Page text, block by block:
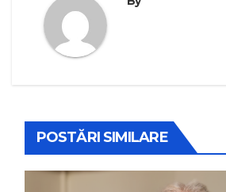
POSTĂRI SIMILARE